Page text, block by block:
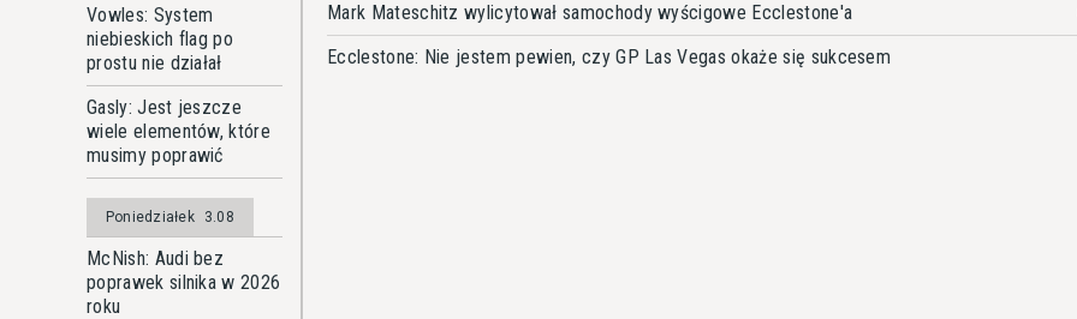
Vowles: System
niebieskich flag po
prostu nie działał
Gasly: Jest jeszcze
wiele elementów, które
musimy poprawić
Poniedziałek 3.08
McNish: Audi bez
poprawek silnika w 2026
roku
Mark Mateschitz wylicytował samochody wyścigowe Ecclestone'a
Ecclestone: Nie jestem pewien, czy GP Las Vegas okaże się sukcesem